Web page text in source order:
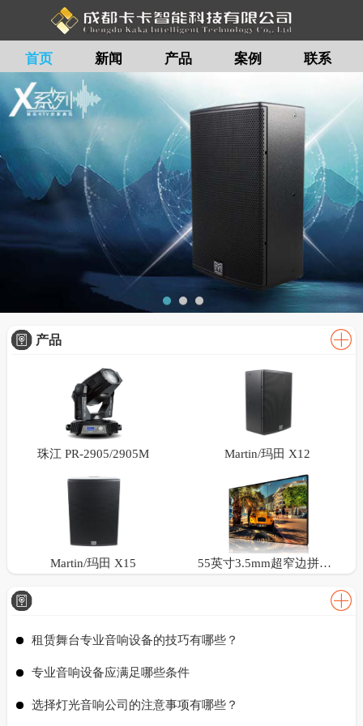
首页 新闻 产品 案例 联系
留言
产品
珠江 PR-2905/2905M Martin/玛田 X12
Martin/玛田 X15 55英寸3.5mm超窄边拼接屏
租赁舞台专业音响设备的技巧有哪些？
专业音响设备应满足哪些条件
选择灯光音响公司的注意事项有哪些？